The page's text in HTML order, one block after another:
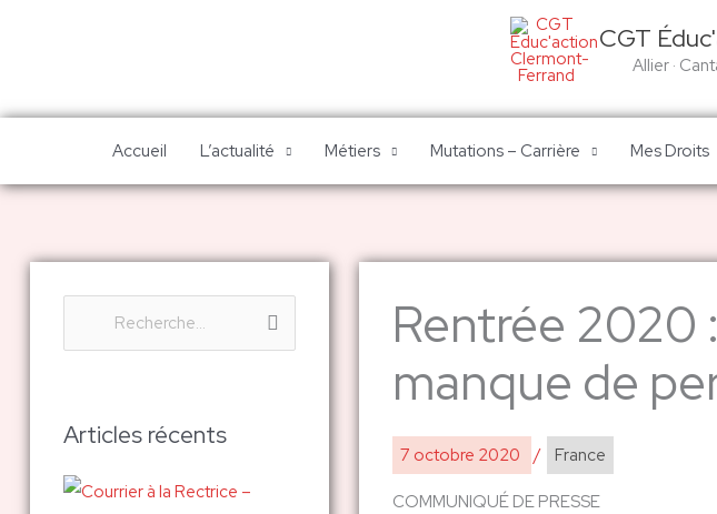
CGT
Allier ·
Accueil L’actualité Métiers Mutations – Carrière Mes Droits
h
r
Articles récents
Rentrée 2020
manque de
7 octobre 2020 / France
COMMUNIQUÉ DE PRESSE